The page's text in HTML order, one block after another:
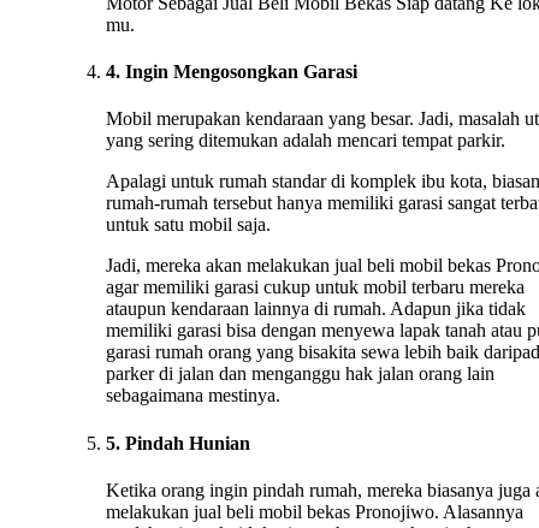
mu.
4. Ingin Mengosongkan Garasi
Mobil merupakan kendaraan yang besar. Jadi, masalah
yang sering ditemukan adalah mencari tempat parkir.
Apalagi untuk rumah standar di komplek ibu kota,
rumah-rumah tersebut hanya memiliki garasi sangat
untuk satu mobil saja.
Jadi, mereka akan melakukan jual beli mobil bekas
agar memiliki garasi cukup untuk mobil terbaru mereka
ataupun kendaraan lainnya di rumah. Adapun jika tidak
memiliki garasi bisa dengan menyewa lapak tanah atau
garasi rumah orang yang bisakita sewa lebih baik
parker di jalan dan menganggu hak jalan orang lain
sebagaimana mestinya.
5. Pindah Hunian
Ketika orang ingin pindah rumah, mereka biasanya juga
melakukan jual beli mobil bekas Pronojiwo. Alasannya